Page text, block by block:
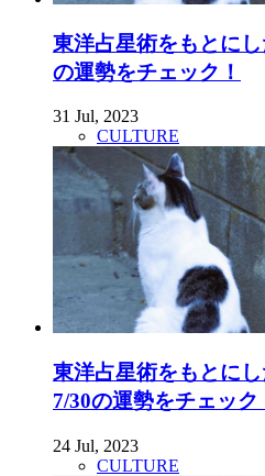
東洋占星術をもとに
の運勢をチェック！
31 Jul, 2023
CULTURE
東洋占星術をもとに
7/30の運勢をチェック
24 Jul, 2023
CULTURE